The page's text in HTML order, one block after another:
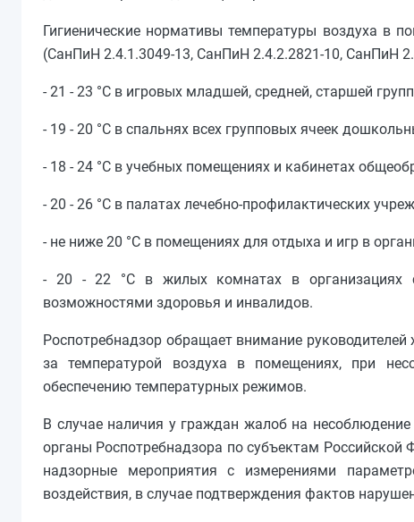
Гигиенические нормативы температуры воздуха в
(СанПиН 2.4.1.3049-13, СанПиН 2.4.2.2821-10, СанПиН
- 21 - 23 °C в игровых младшей, средней, старшей
- 19 - 20 °C в спальнях всех групповых ячеек
- 18 - 24 °C в учебных помещениях и кабинетах
- 20 - 26 °C в палатах лечебно-профилактических
- не ниже 20 °C в помещениях для отдыха и игр в
- 20 - 22 °C в жилых комнатах в организациях
возможностями здоровья и инвалидов.
Роспотребнадзор обращает внимание
за температурой воздуха в помещениях, при
обеспечению температурных режимов.
В случае наличия у граждан жалоб на
органы Роспотребнадзора по субъектам
надзорные мероприятия с измерениями
воздействия, в случае подтверждения фактов